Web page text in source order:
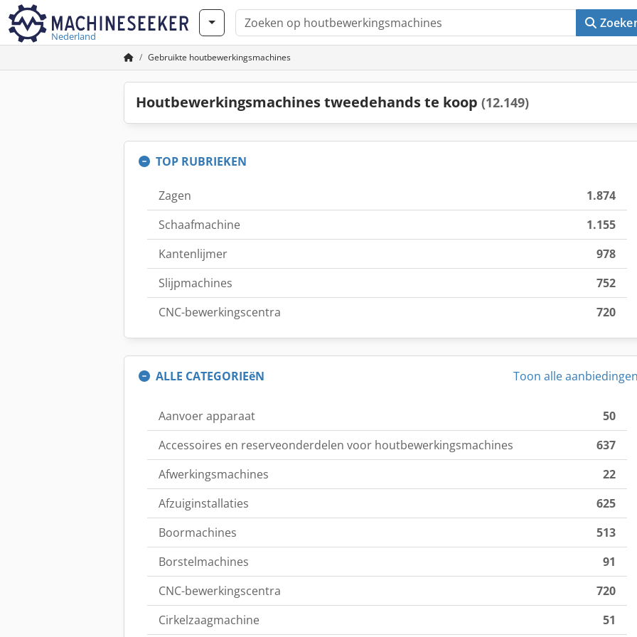
Nederland
Gebruikte houtbewerkingsmachines
Houtbewerkingsmachines tweedehands te koop (12.149)
TOP RUBRIEKEN
Zagen
1.874
Schaafmachine
1.155
Kantenlijmer
978
Slijpmachines
752
CNC-bewerkingscentra
720
ALLE CATEGORIEëN Toon alle
Aanvoer apparaat
50
Accessoires en reserveonderdelen voor houtbewerkingsmachines
637
Afwerkingsmachines
22
Afzuiginstallaties
625
Boormachines
513
Borstelmachines
91
CNC-bewerkingscentra
720
Cirkelzaagmachine
51